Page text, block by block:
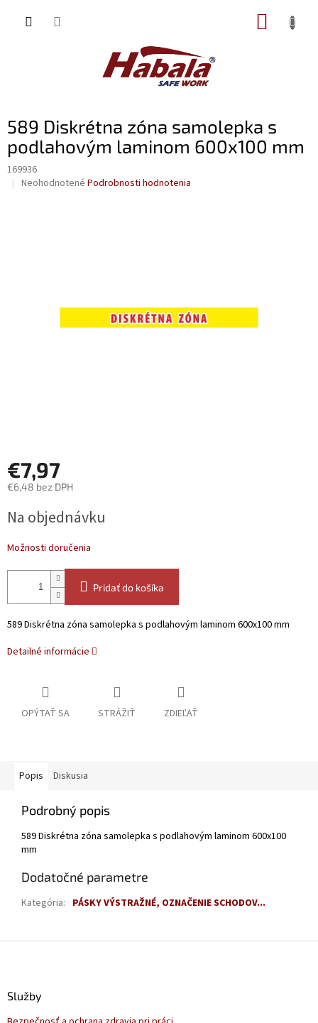
589 Diskrétna zóna samolepka s
podlahovým laminom 600x100 mm
169936
Priemerné
Neohodnotené Podrobnosti hodnotenia
€7,97
€6,48 bez DPH
cena:
Na objednávku
Možnosti doručenia
Pridať do košíka
589 Diskrétna zóna samolepka s podlahovým laminom 600x100 mm
Detailné informácie
OPÝTAŤ SA STRÁŽIŤ ZDIEĽAŤ
Popis Diskusia
Podrobný popis
589 Diskrétna zóna samolepka s podlahovým laminom 600x100
mm
Dodatočné parametre
Kategória: PÁSKY VÝSTRAŽNÉ, OZNAČENIE SCHODOV...
Služby